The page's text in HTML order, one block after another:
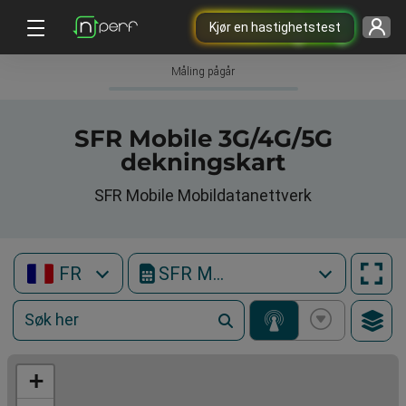
Kjør en hastighetstest
Måling pågår
SFR Mobile 3G/4G/5G
dekningskart
SFR Mobile Mobildatanettverk
FR SFR Mobile
+